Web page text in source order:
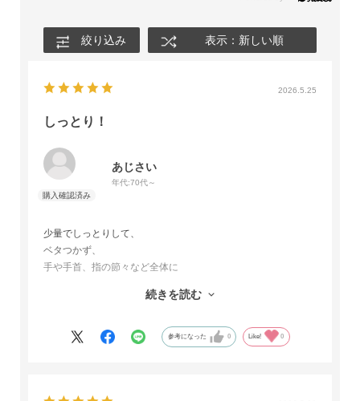
絞り込み 表示：新しい順
2026.5.25
しっとり！
あじさい
年代:70代～
少量でしっとりして、
ベタつかず、
手や手首、指の節々など全体に
使いやすく、いつでも、近くにおいて
続きを読む
参考になった 0 Like! 0